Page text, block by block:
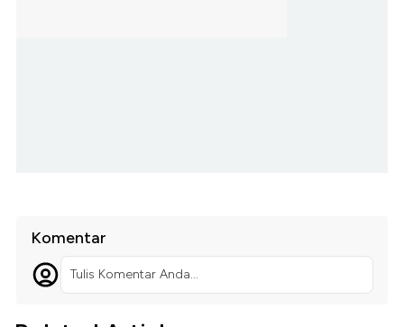
Komentar
Tulis Komentar Anda...